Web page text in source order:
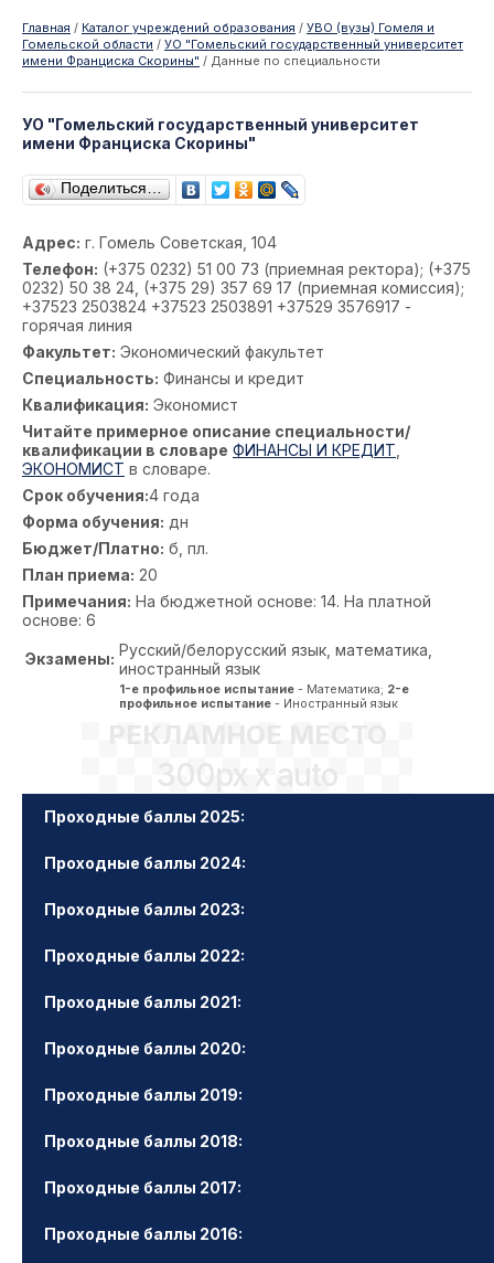
Главная / Каталог учреждений образования / УВО (вузы) Гомеля и
Гомельской области / УО "Гомельский государственный университет
имени Франциска Скорины" / Данные по специальности
УО "Гомельский государственный университет
имени Франциска Скорины"
Поделиться…
Адрес: г. Гомель Советская, 104
Телефон: (+375 0232) 51 00 73 (приемная ректора); (+375
0232) 50 38 24, (+375 29) 357 69 17 (приемная комиссия);
+37523 2503824 +37523 2503891 +37529 3576917 -
горячая линия
Факультет: Экономический факультет
Специальность: Финансы и кредит
Квалификация: Экономист
Читайте примерное описание специальности/
квалификации в словаре ФИНАНСЫ И КРЕДИТ
ЭКОНОМИСТ в словаре.
Срок обучения:4 года
Форма обучения: дн
Бюджет/Платно: б, пл.
План приема: 20
Примечания: На бюджетной основе: 14. На платной
основе: 6
Экзамены: Русский/белорусский язык, математика,
иностранный язык
1-е профильное испытание - Математика; 2-е
профильное испытание - Иностранный язык
РЕКЛАМНОЕ МЕСТО
300px x auto
Проходные баллы 2025:
Проходные баллы 2024:
Проходные баллы 2023:
Проходные баллы 2022:
Проходные баллы 2021:
Проходные баллы 2020:
Проходные баллы 2019:
Проходные баллы 2018:
Проходные баллы 2017:
Проходные баллы 2016: